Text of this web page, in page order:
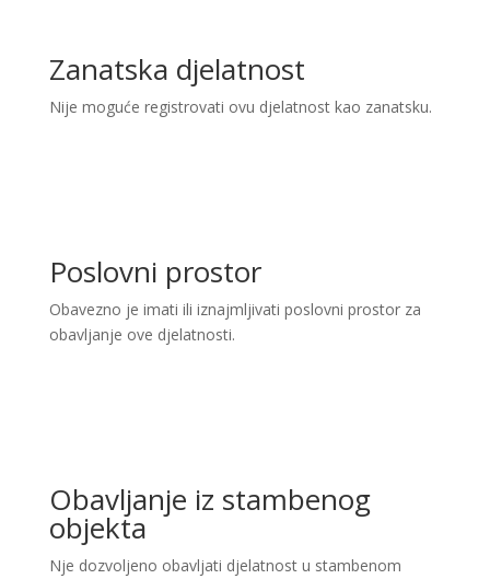
Zanatska djelatnost
Nije moguće registrovati ovu djelatnost kao zanatsku.
Poslovni prostor
Obavezno je imati ili iznajmljivati poslovni prostor za
obavljanje ove djelatnosti.
Obavljanje iz stambenog
objekta
Nje dozvoljeno obavljati djelatnost u stambenom